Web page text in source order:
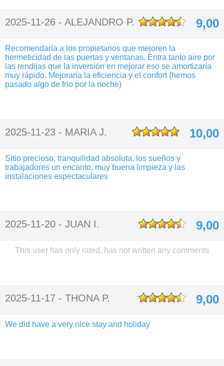
2025-11-26 - ALEJANDRO P. 9,00
Recomendaría a los propietarios que mejoren la
hermeticidad de las puertas y ventanas. Entra tanto aire por
las rendijas que la inversión en mejorar eso se amortizaría
muy rápido. Mejoraría la eficiencia y el confort (hemos
pasado algo de frio por la noche)
2025-11-23 - MARIA J. 10,00
Sitio precioso, tranquilidad absoluta, los sueños y
trabajadores un encanto, muy buena limpieza y las
instalaciones espectaculares
2025-11-20 - JUAN I. 9,00
This user has only rated, has not written any comments
2025-11-17 - THONA P. 9,00
We did have a very nice stay and holiday